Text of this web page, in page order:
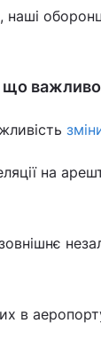
наші
що
на
в